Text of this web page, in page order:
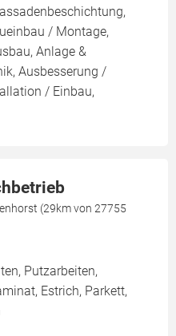
/ Montage,
Anlage &
Ausbesserung /
/ Einbau,
(29km von 27755
Putzarbeiten,
Estrich, Parkett,